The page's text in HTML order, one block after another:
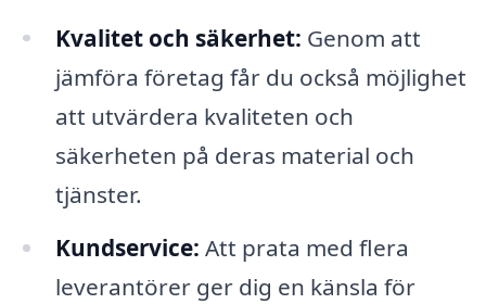
Kvalitet och säkerhet: Genom att
jämföra företag får du också möjlighet
att utvärdera kvaliteten och
säkerheten på deras material och
tjänster.
Kundservice: Att prata med flera
leverantörer ger dig en känsla för